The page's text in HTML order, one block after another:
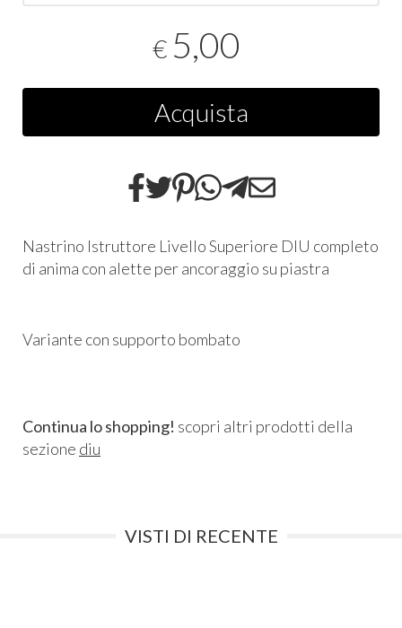
€ 5,00
Acquista
Nastrino Istruttore Livello Superiore DIU completo
di anima con alette per ancoraggio su piastra
Variante con supporto bombato
Continua lo shopping! scopri altri prodotti della
sezione diu
VISTI DI RECENTE